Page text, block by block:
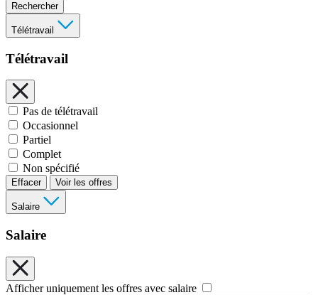
Rechercher
Télétravail
Télétravail
Pas de télétravail
Occasionnel
Partiel
Complet
Non spécifié
Effacer Voir les offres
Salaire
Salaire
Afficher uniquement les offres avec salaire